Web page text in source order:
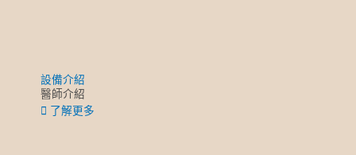
設備介紹
醫師介紹
了解更多